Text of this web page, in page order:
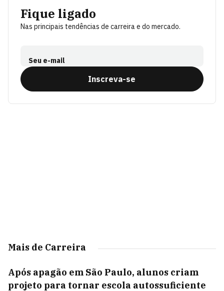
Fique ligado
Nas principais tendências de carreira e do mercado.
Seu e-mail
Inscreva-se
Mais de Carreira
Após apagão em São Paulo, alunos criam
projeto para tornar escola autossuficiente